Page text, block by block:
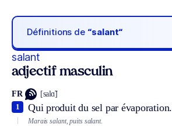
Définitions de “salant“
salant
adjectif masculin
FR [salɑ̃]
Qui produit du sel par évaporation.
1
Marais salant, puits salant.